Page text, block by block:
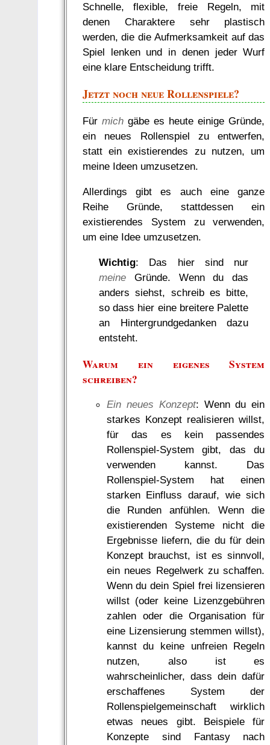
Schnelle, flexible, freie Regeln, mit
denen Charaktere sehr plastisch
werden, die die Aufmerksamkeit auf das
Spiel lenken und in denen jeder Wurf
eine klare Entscheidung trifft.
Jetzt noch neue Rollenspiele?
Für michgäbe es heute einige Gründe,
ein neues Rollenspiel zu entwerfen,
statt ein existierendes zu nutzen, um
meine Ideen umzusetzen.
Allerdings gibt es auch eine ganze
Reihe Gründe, stattdessen ein
existierendes System zu verwenden,
um eine Idee umzusetzen.
Wichtig: Das hier sind nur
meineGründe. Wenn du das
anders siehst, schreib es bitte,
so dass hier eine breitere Palette
an Hintergrundgedanken dazu
entsteht.
Warum ein eigenes System
schreiben?
Ein neues Konzept: Wenn du ein
starkes Konzept realisieren willst,
für das es kein passendes
Rollenspiel-System gibt, das du
verwenden kannst. Das
Rollenspiel-System hat einen
starken Einfluss darauf, wie sich
die Runden anfühlen. Wenn die
existierenden Systeme nicht die
Ergebnisse liefern, die du für dein
Konzept brauchst, ist es sinnvoll,
ein neues Regelwerk zu schaffen.
Wenn du dein Spiel frei lizensieren
willst (oder keine Lizenzgebühren
zahlen oder die Organisation für
eine Lizensierung stemmen willst),
kannst du keine unfreien Regeln
nutzen, also ist es
wahrscheinlicher, dass dein dafür
erschaffenes System der
Rollenspielgemeinschaft wirklich
etwas neues gibt. Beispiele für
Konzepte sind Fantasy nach